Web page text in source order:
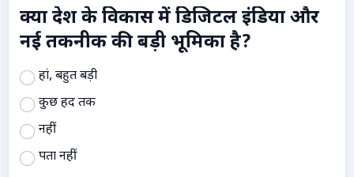
क्या देश के विकास में डिजिटल इंडिया और
नई तकनीक की बड़ी भूमिका है?
हां, बहुत बड़ी
कुछ हद तक
नहीं
पता नहीं